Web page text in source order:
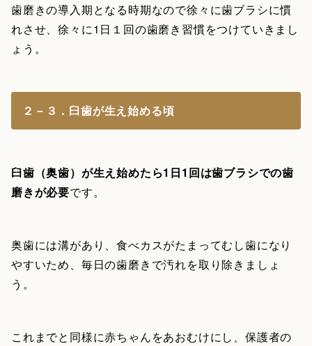
歯磨きの導入期となる時期なので徐々に歯ブラシに慣
れさせ、徐々に1日１回の歯磨き習慣をつけていきまし
ょう。
２－３．臼歯が生え始める頃
臼歯（奥歯）が生え始めたら1日1回は歯ブラシでの歯
磨きが必要です。
奥歯には溝があり、食べカスがたまってむし歯になり
やすいため、毎日の歯磨きで汚れを取り除きましょ
う。
これまでと同様に赤ちゃんをあおむけにし、保護者の